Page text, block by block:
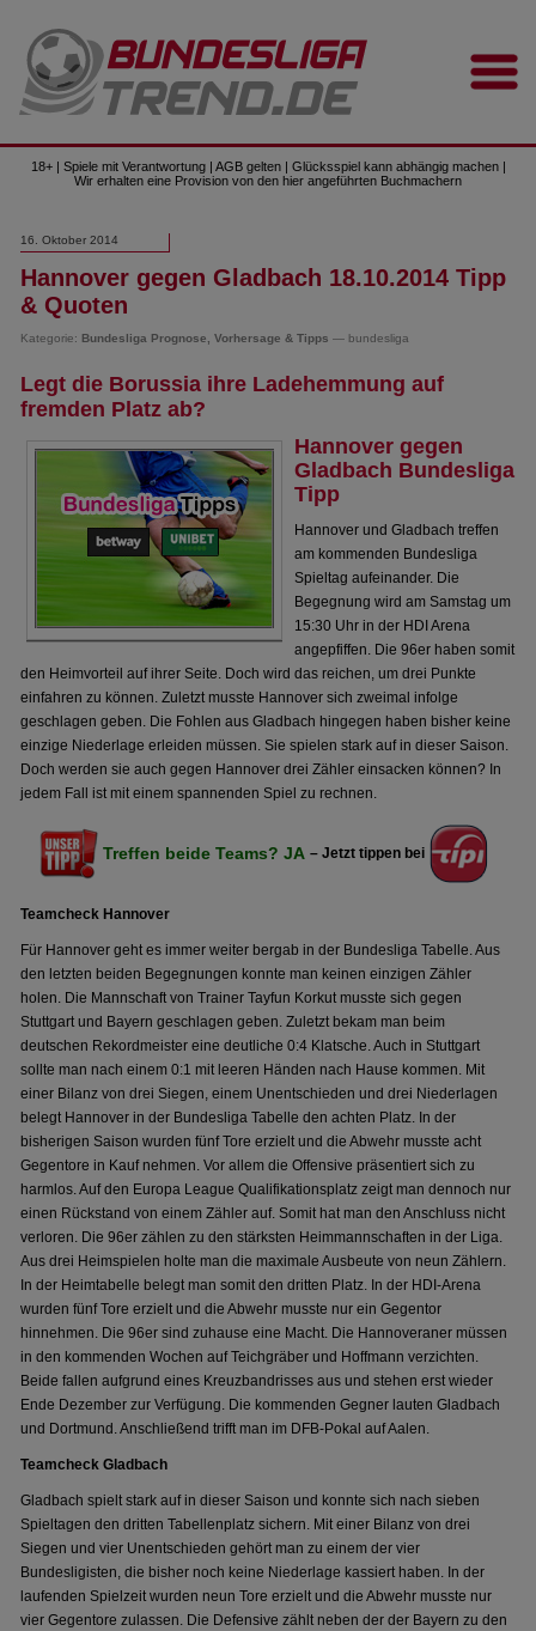
18+ | Spiele mit Verantwortung | AGB gelten | Glücksspiel kann abhängig machen |
Wir erhalten eine Provision von den hier angeführten Buchmachern
16. Oktober 2014
Hannover gegen Gladbach 18.10.2014 Tipp
& Quoten
Kategorie: Bundesliga Prognose, Vorhersage & Tipps — bundesliga
Legt die Borussia ihre Ladehemmung auf
fremden Platz ab?
Hannover gegen
Gladbach Bundesliga
Tipp
Hannover und Gladbach treffen
am kommenden Bundesliga
Spieltag aufeinander. Die
Begegnung wird am Samstag um
15:30 Uhr in der HDI Arena
angepfiffen. Die 96er haben somit
den Heimvorteil auf ihrer Seite. Doch wird das reichen, um drei Punkte
einfahren zu können. Zuletzt musste Hannover sich zweimal infolge
geschlagen geben. Die Fohlen aus Gladbach hingegen haben bisher keine
einzige Niederlage erleiden müssen. Sie spielen stark auf in dieser Saison.
Doch werden sie auch gegen Hannover drei Zähler einsacken können? In
jedem Fall ist mit einem spannenden Spiel zu rechnen.
Treffen beide Teams? JA – Jetzt tippen bei
Teamcheck Hannover
Für Hannover geht es immer weiter bergab in der Bundesliga Tabelle. Aus
den letzten beiden Begegnungen konnte man keinen einzigen Zähler
holen. Die Mannschaft von Trainer Tayfun Korkut musste sich gegen
Stuttgart und Bayern geschlagen geben. Zuletzt bekam man beim
deutschen Rekordmeister eine deutliche 0:4 Klatsche. Auch in Stuttgart
sollte man nach einem 0:1 mit leeren Händen nach Hause kommen. Mit
einer Bilanz von drei Siegen, einem Unentschieden und drei Niederlagen
belegt Hannover in der Bundesliga Tabelle den achten Platz. In der
bisherigen Saison wurden fünf Tore erzielt und die Abwehr musste acht
Gegentore in Kauf nehmen. Vor allem die Offensive präsentiert sich zu
harmlos. Auf den Europa League Qualifikationsplatz zeigt man dennoch nur
einen Rückstand von einem Zähler auf. Somit hat man den Anschluss nicht
verloren. Die 96er zählen zu den stärksten Heimmannschaften in der Liga.
Aus drei Heimspielen holte man die maximale Ausbeute von neun Zählern.
In der Heimtabelle belegt man somit den dritten Platz. In der HDI-Arena
wurden fünf Tore erzielt und die Abwehr musste nur ein Gegentor
hinnehmen. Die 96er sind zuhause eine Macht. Die Hannoveraner müssen
in den kommenden Wochen auf Teichgräber und Hoffmann verzichten.
Beide fallen aufgrund eines Kreuzbandrisses aus und stehen erst wieder
Ende Dezember zur Verfügung. Die kommenden Gegner lauten Gladbach
und Dortmund. Anschließend trifft man im DFB-Pokal auf Aalen.
Teamcheck Gladbach
Gladbach spielt stark auf in dieser Saison und konnte sich nach sieben
Spieltagen den dritten Tabellenplatz sichern. Mit einer Bilanz von drei
Siegen und vier Unentschieden gehört man zu einem der vier
Bundesligisten, die bisher noch keine Niederlage kassiert haben. In der
laufenden Spielzeit wurden neun Tore erzielt und die Abwehr musste nur
vier Gegentore zulassen. Die Defensive zählt neben der der Bayern zu den